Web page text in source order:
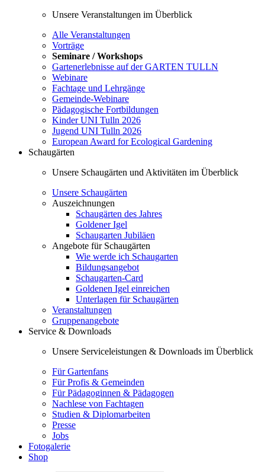
Unsere Veranstaltungen im Überblick
Alle Veranstaltungen
Vorträge
Seminare / Workshops
Gartenerlebnisse auf der GARTEN TULLN
Webinare
Fachtage und Lehrgänge
Gemeinde-Webinare
Pädagogische Fortbildungen
Kinder UNI Tulln 2026
Jugend UNI Tulln 2026
European Award for Ecological Gardening
Schaugärten
Unsere Schaugärten und Aktivitäten im Überblick
Unsere Schaugärten
Auszeichnungen
Schaugärten des Jahres
Goldener Igel
Schaugarten Jubiläen
Angebote für Schaugärten
Wie werde ich Schaugarten
Bildungsangebot
Schaugarten-Card
Goldenen Igel einreichen
Unterlagen für Schaugärten
Veranstaltungen
Gruppenangebote
Service & Downloads
Unsere Serviceleistungen & Downloads im Überblick
Für Gartenfans
Für Profis & Gemeinden
Für Pädagoginnen & Pädagogen
Nachlese von Fachtagen
Studien & Diplomarbeiten
Presse
Jobs
Fotogalerie
Shop